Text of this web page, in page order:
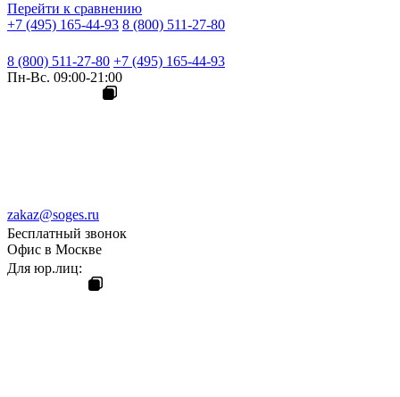
Перейти к сравнению
+7 (495) 165-44-93 8 (800) 511-27-80
8 (800) 511-27-80 +7 (495) 165-44-93
Пн-Вс. 09:00-21:00
zakaz@soges.ru
Бесплатный звонок
Офис в Москве
Для юр.лиц: